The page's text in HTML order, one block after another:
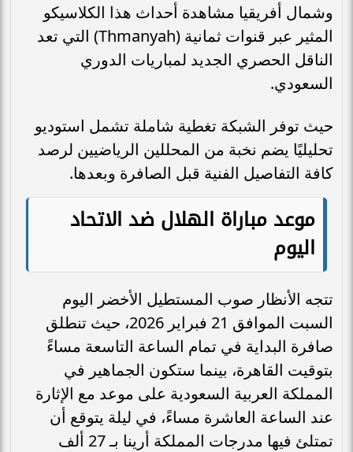
وشمال أفريقيا مشاهدة أحداث هذا الكلاسيكو
المثير عبر قنوات ثمانية (Thmanyah) التي تعد
الناقل الحصري الجديد لمباريات الدوري
السعودي.
حيث توفر الشبكة تغطية شاملة تشمل استوديو
تحليليًا يضم نخبة من المحللين الرياضيين لرصد
كافة التفاصيل الفنية قبل الصافرة وبعدها.
موعد مباراة الهلال ضد الاتحاد
اليوم
تتجه الأنظار صوب المستطيل الأخضر اليوم
السبت الموافق 21 فبراير 2026، حيث تنطلق
صافرة البداية في تمام الساعة التاسعة مساءً
بتوقيت القاهرة، بينما ستكون الجماهير في
المملكة العربية السعودية على موعد مع الإثارة
عند الساعة العاشرة مساءً، في ليلة يتوقع أن
تمتلئ فيها مدرجات المملكة أرينا بـ 27 ألف